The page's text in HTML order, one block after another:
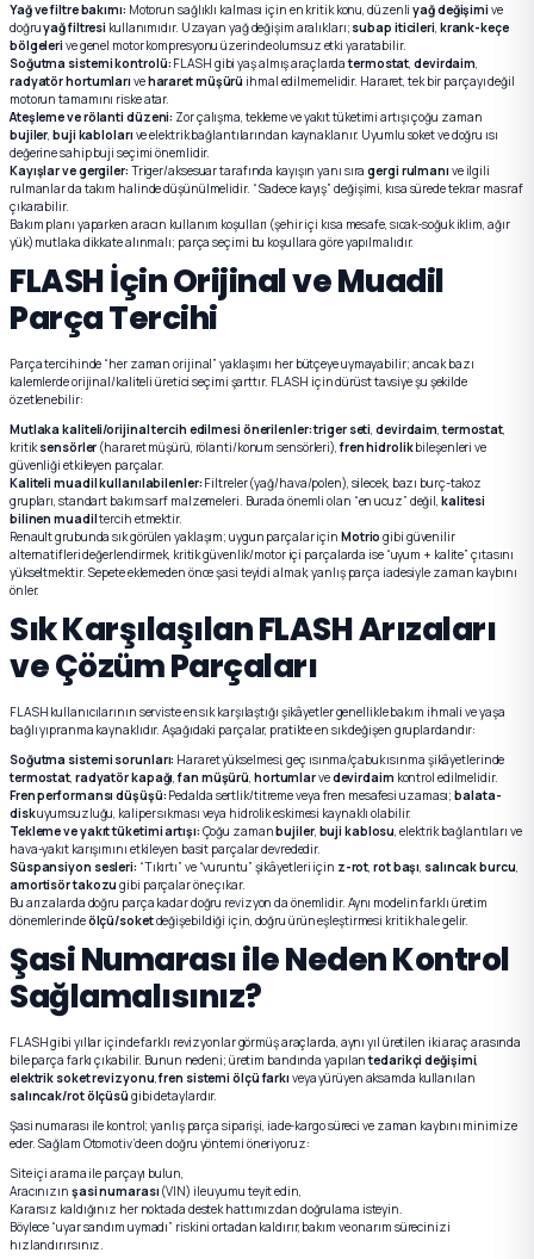
Yağ ve filtre bakımı: Motorun sağlıklı kalması için en kritik konu, düzenliyağ değişimi ve
doğruyağ filtresi kullanımıdır. Uzayan yağ değişim aralıkları; subap iticileri, krank-keçe
bölgeleri ve genel motor kompresyonu üzerinde olumsuz etki yaratabilir.
Soğutma sistemi kontrolü: FLASH gibi yaş almış araçlardatermostat,devirdaim,
radyatör hortumları vehararet müşürü ihmal edilmemelidir. Hararet, tek bir parçayı değil
motorun tamamını riske atar.
Ateşleme ve rölanti düzeni: Zor çalışma, tekleme ve yakıt tüketimi artışı çoğu zaman
bujiler,buji kabloları ve elektrik bağlantılarından kaynaklanır. Uyumlu soket ve doğru ısı
değerine sahip buji seçimi önemlidir.
Kayışlar ve gergiler: Triger/aksesuar tarafında kayışın yanı sıragergi rulmanı ve ilgili
rulmanlar da takım halinde düşünülmelidir. “Sadece kayış” değişimi, kısa sürede tekrar masraf
çıkarabilir.
Bakım planı yaparken aracın kullanım koşulları (şehir içi kısa mesafe, sıcak-soğuk iklim, ağır
yük) mutlaka dikkate alınmalı; parça seçimi bu koşullara göre yapılmalıdır.
FLASH İçin Orijinal ve Muadil
Parça Tercihi
Parça tercihinde “her zaman orijinal” yaklaşımı her bütçeye uymayabilir; ancak bazı
kalemlerde orijinal/kaliteli üretici seçimi şarttır. FLASH için dürüst tavsiye şu şekilde
özetlenebilir:
Mutlaka kaliteli/orijinal tercih edilmesi önerilenler:triger seti,devirdaim,termostat,
kritiksensörler (hararet müşürü, rölanti/konum sensörleri),fren hidrolikbileşenleri ve
güvenliği etkileyen parçalar.
Kaliteli muadil kullanılabilenler: Filtreler (yağ/hava/polen), silecek, bazı burç-takoz
grupları, standart bakım sarf malzemeleri. Burada önemli olan “en ucuz” değil, kalitesi
bilinen muadiltercih etmektir.
Renault grubunda sık görülen yaklaşım; uygun parçalar için Motrio gibi güvenilir
alternatifleri değerlendirmek, kritik güvenlik/motor içi parçalarda ise “uyum + kalite” çıtasını
yükseltmektir. Sepete eklemeden önce şasi teyidi almak, yanlış parça iadesiyle zaman kaybını
önler.
Sık Karşılaşılan FLASH Arızaları
ve Çözüm Parçaları
FLASH kullanıcılarının serviste en sık karşılaştığı şikâyetler genellikle bakım ihmali ve yaşa
bağlı yıpranma kaynaklıdır. Aşağıdaki parçalar, pratikte en sık değişen gruplardandır:
Soğutma sistemi sorunları: Hararet yükselmesi, geç ısınma/çabuk ısınma şikâyetlerinde
termostat, radyatör kapağı,fan müşürü, hortumlarvedevirdaim kontrol edilmelidir.
Fren performansı düşüşü: Pedalda sertlik/titreme veya fren mesafesi uzaması;balata-
diskuyumsuzluğu, kaliper sıkması veya hidrolik eskimesi kaynaklı olabilir.
Tekleme ve yakıt tüketimi artışı: Çoğu zamanbujiler, buji kablosu, elektrik bağlantıları ve
hava-yakıt karışımını etkileyen basit parçalar devrededir.
Süspansiyon sesleri: “Tıkırtı” ve “vuruntu” şikâyetleri için z-rot,rot başı, salıncak burcu,
amortisör takozu gibi parçalar öne çıkar.
Bu arızalarda doğru parça kadar doğru revizyon da önemlidir. Aynı modelin farklı üretim
dönemlerindeölçü/soketdeğişebildiği için, doğru ürün eşleştirmesi kritik hale gelir.
Şasi Numarası ile Neden Kontrol
Sağlamalısınız?
FLASH gibi yıllar içinde farklı revizyonlar görmüş araçlarda, aynı yıl üretilen iki araç arasında
bile parça farkı çıkabilir. Bunun nedeni; üretim bandında yapılantedarikçi değişimi,
elektrik soket revizyonu,fren sistemi ölçü farkı veya yürüyen aksamda kullanılan
salıncak/rot ölçüsü gibi detaylardır.
Şasi numarası ile kontrol; yanlış parça siparişi, iade-kargo süreci ve zaman kaybını minimize
eder. Sağlam Otomotiv’de en doğru yöntemi öneriyoruz:
Site içi arama ile parçayı bulun,
Aracınızın şasi numarası (VIN) ile uyumu teyit edin,
Kararsız kaldığınız her noktada destek hattımızdan doğrulama isteyin.
Böylece “uyar sandım uymadı” riskini ortadan kaldırır, bakım ve onarım sürecinizi
hızlandırırsınız.